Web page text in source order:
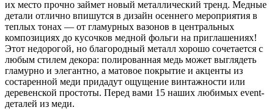
их место прочно займет новый металлический тренд. Медные
детали отлично впишутся в дизайн осеннего мероприятия в
теплых тонах — от гламурных вазонов в центральных
композициях до кусочков медной фольги на приглашениях!
Этот недорогой, но благородный металл хорошо сочетается с
любым стилем декора: полированная медь может выглядеть
гламурно и элегантно, а матовое покрытие и акценты из
состаренной меди придадут ощущение винтажности или
деревенской простоты. Перед вами 15 наших любимых event-
деталей из меди.